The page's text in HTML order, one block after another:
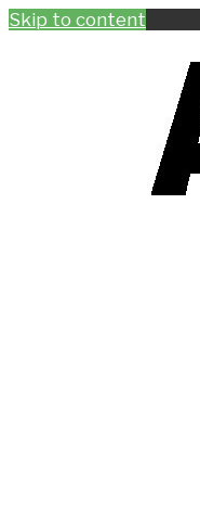
Skip to content